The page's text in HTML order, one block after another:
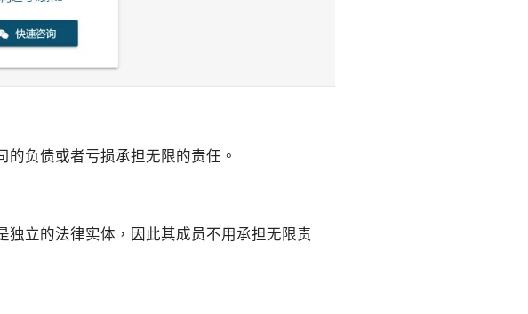
负债或者亏损承担无限的责任。
立的法律实体，因此其成员不用承担无限责